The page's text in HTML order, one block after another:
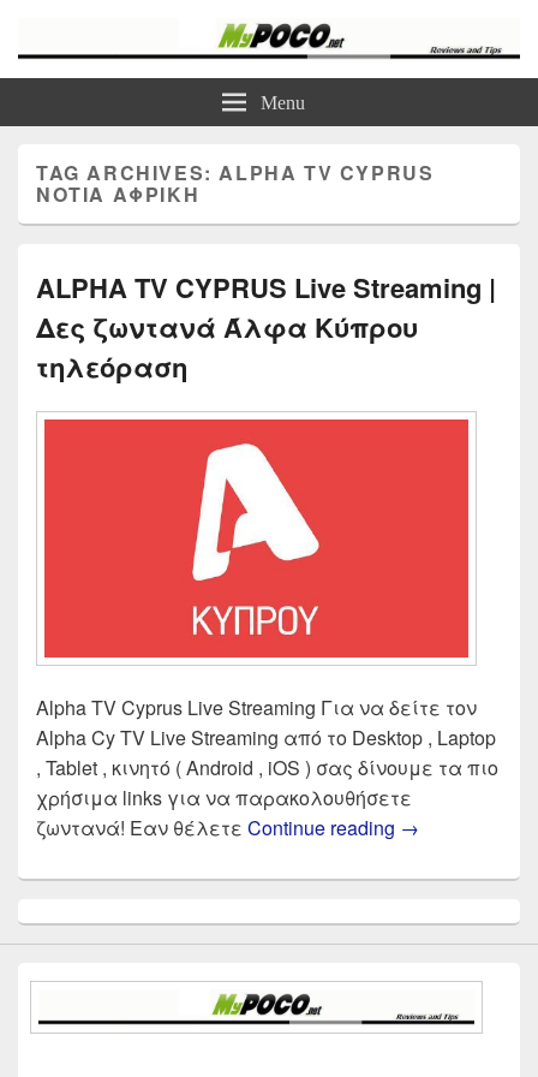
Τα καλύτερα Reviews , Συγκρίσεις , VPN , Webhosting
Menu
TAG ARCHIVES:ALPHA TV CYPRUS
ΝΌΤΙΑ ΑΦΡΙΚΉ
ALPHA TV CYPRUS Live Streaming |
Δες ζωντανά Άλφα Κύπρου
τηλεόραση
Alpha TV Cyprus Live Streaming Για να δείτε τον
Alpha Cy TV Live Streaming από το Desktop , Laptop
, Tablet , κινητό ( Android , iOS ) σας δίνουμε τα πιο
χρήσιμα links για να παρακολουθήσετε
ζωντανά! Εαν θέλετε Continue reading ALPHA TV
→
Sidebar
Widget